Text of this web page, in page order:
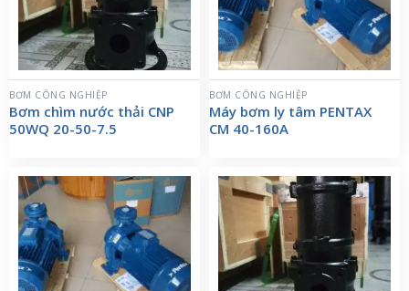
BƠM CÔNG NGHIỆP
Bơm chìm nước thải CNP
50WQ 20-50-7.5
BƠM CÔNG NGHIỆP
Máy bơm ly tâm PENTAX
CM 40-160A